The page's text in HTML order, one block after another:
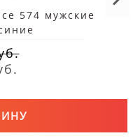
574 мужские